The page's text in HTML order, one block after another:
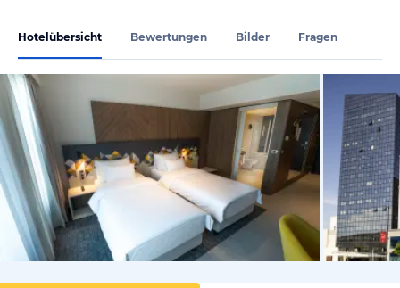
Hotelübersicht Bewertungen Bilder Fragen
vom